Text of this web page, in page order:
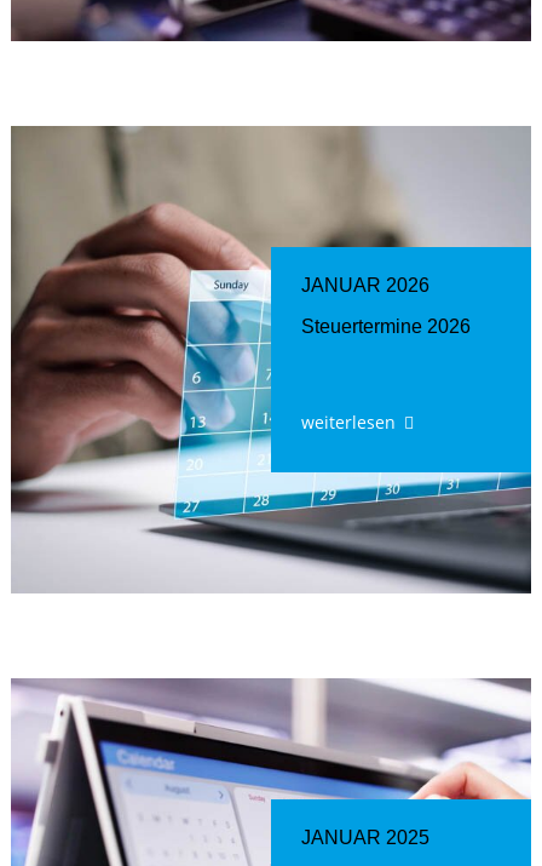
JANUAR 2026
Steuertermine 2026
weiterlesen
JANUAR 2025